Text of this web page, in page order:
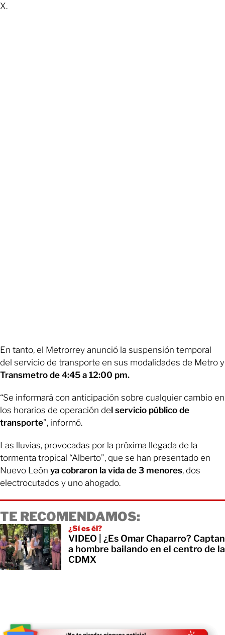
X.
En tanto, el Metrorrey anunció la suspensión temporal
del servicio de transporte en sus modalidades de Metro y
Transmetro de 4:45 a 12:00 pm.
“Se informará con anticipación sobre cualquier cambio en
los horarios de operación del servicio público de
transporte”, informó.
Las lluvias, provocadas por la próxima llegada de la
tormenta tropical “Alberto”, que se han presentado en
Nuevo León ya cobraron la vida de 3 menores, dos
electrocutados y uno ahogado.
TE RECOMENDAMOS:
¿Sí es él?
VIDEO | ¿Es Omar Chaparro? Captan
a hombre bailando en el centro de la
CDMX